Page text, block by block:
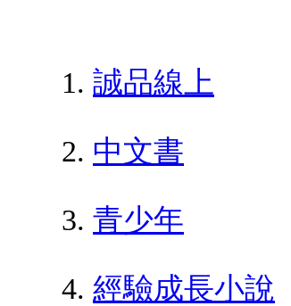
誠品線上
中文書
青少年
經驗成長小說